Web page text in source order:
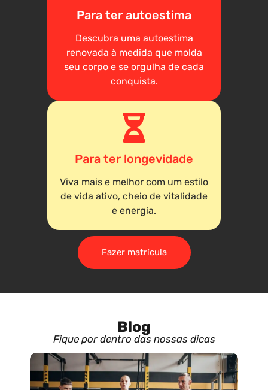
Para ter autoestima
Descubra uma autoestima
renovada à medida que molda
seu corpo e se orgulha de cada
conquista.
Para ter longevidade
Viva mais e melhor com um estilo
de vida ativo, cheio de vitalidade
e energia.
Fazer matrícula
Blog
Fique por dentro das nossas dicas